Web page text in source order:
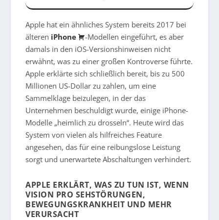
Apple hat ein ähnliches System bereits 2017 bei
älteren iPhone
-Modellen eingeführt, es aber
damals in den iOS-Versionshinweisen nicht
erwähnt, was zu einer großen Kontroverse führte.
Apple erklärte sich schließlich bereit, bis zu 500
Millionen US-Dollar zu zahlen, um eine
Sammelklage beizulegen, in der das
Unternehmen beschuldigt wurde, einige iPhone-
Modelle „heimlich zu drosseln“. Heute wird das
System von vielen als hilfreiches Feature
angesehen, das für eine reibungslose Leistung
sorgt und unerwartete Abschaltungen verhindert.
APPLE ERKLÄRT, WAS ZU TUN IST, WENN
VISION PRO SEHSTÖRUNGEN,
BEWEGUNGSKRANKHEIT UND MEHR
VERURSACHT